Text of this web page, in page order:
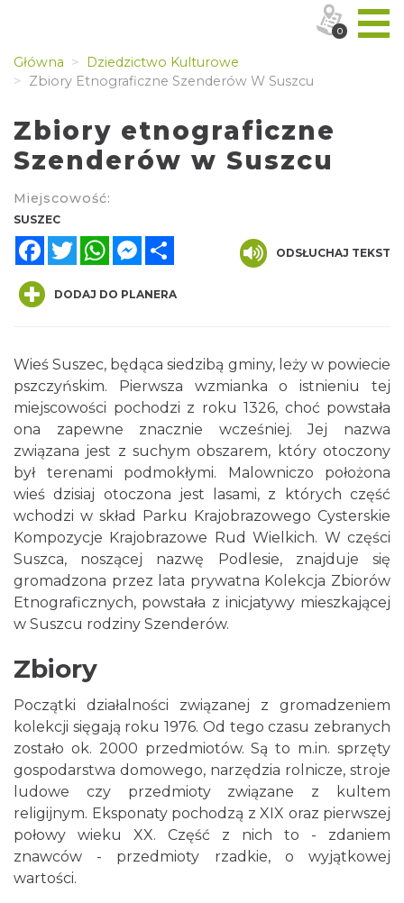
Główna
Dziedzictwo Kulturowe
Zbiory Etnograficzne Szenderów W Suszcu
Zbiory etnograficzne
Szenderów w Suszcu
Miejscowość:
SUSZEC
FacebookTwitterWhatsAppMessenger
ODSŁUCHAJ TEKST
DODAJ DO PLANERA
Wieś Suszec, będąca siedzibą gminy, leży w powiecie
pszczyńskim. Pierwsza wzmianka o istnieniu tej
miejscowości pochodzi z roku 1326, choć powstała
ona zapewne znacznie wcześniej. Jej nazwa
związana jest z suchym obszarem, który otoczony
był terenami podmokłymi. Malowniczo położona
wieś dzisiaj otoczona jest lasami, z których część
wchodzi w skład Parku Krajobrazowego Cysterskie
Kompozycje Krajobrazowe Rud Wielkich. W części
Suszca, noszącej nazwę Podlesie, znajduje się
gromadzona przez lata prywatna Kolekcja Zbiorów
Etnograficznych, powstała z inicjatywy mieszkającej
w Suszcu rodziny Szenderów.
Zbiory
Początki działalności związanej z gromadzeniem
kolekcji sięgają roku 1976. Od tego czasu zebranych
zostało ok. 2000 przedmiotów. Są to m.in. sprzęty
gospodarstwa domowego, narzędzia rolnicze, stroje
ludowe czy przedmioty związane z kultem
religijnym. Eksponaty pochodzą z XIX oraz pierwszej
połowy wieku XX. Część z nich to - zdaniem
znawców - przedmioty rzadkie, o wyjątkowej
wartości.
0